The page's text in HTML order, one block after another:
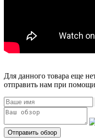
Для данного товара еще
отправить нам при